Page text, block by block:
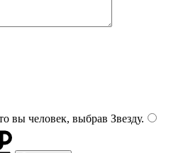
вы человек, выбрав Звезду.